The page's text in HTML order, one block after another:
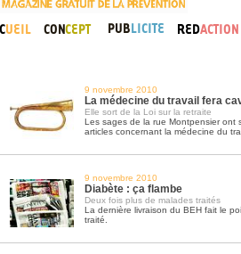
9 novembre 2010
La médecine du travail fera
Elle sort de la Loi sur la retraite
Les sages de la rue Montpensier ont
articles concernant la médecine du
9 novembre 2010
Diabète : ça flambe
Deux fois plus de malades traités
La dernière livraison du BEH fait le
traité.